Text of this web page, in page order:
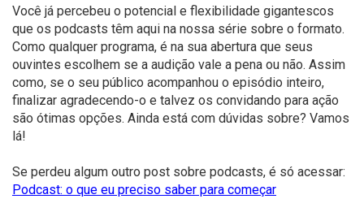
Você já percebeu o potencial e flexibilidade gigantescos
que os podcasts têm aqui na nossa série sobre o formato.
Como qualquer programa, é na sua abertura que seus
ouvintes escolhem se a audição vale a pena ou não. Assim
como, se o seu público acompanhou o episódio inteiro,
finalizar agradecendo-o e talvez os convidando para ação
são ótimas opções. Ainda está com dúvidas sobre? Vamos
lá!
Se perdeu algum outro post sobre podcasts, é só acessar:
Podcast: o que eu preciso saber para começar